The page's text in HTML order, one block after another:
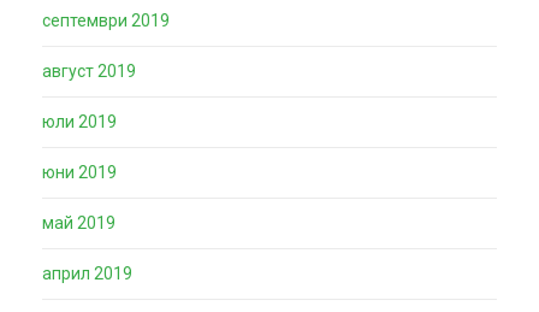
септември 2019
август 2019
юли 2019
юни 2019
май 2019
април 2019